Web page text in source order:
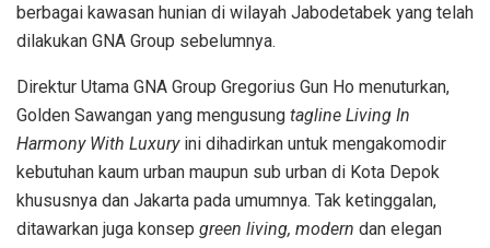
berbagai kawasan hunian di wilayah Jabodetabek yang telah
dilakukan GNA Group sebelumnya.
Direktur Utama GNA Group Gregorius Gun Ho menuturkan,
Golden Sawangan yang mengusung tagline Living In
Harmony With Luxuryini dihadirkan untuk mengakomodir
kebutuhan kaum urban maupun sub urban di Kota Depok
khususnya dan Jakarta pada umumnya. Tak ketinggalan,
ditawarkan juga konsep green living, modern dan elegan